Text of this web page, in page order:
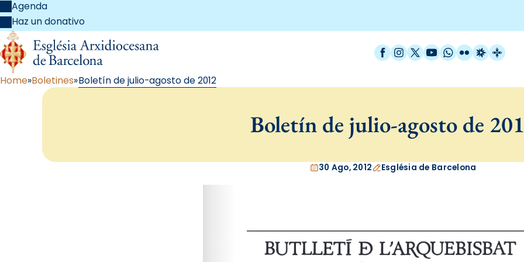
Agenda
Haz un donativo
Facebook
Instagram
X / Twitter
YouTube
WhatsApp
FlickrRadio
Home Boletines Boletín de julio-agosto de 2012
Boletín de julio-agosto de
30 Ago, 2012 Església de Barcelona